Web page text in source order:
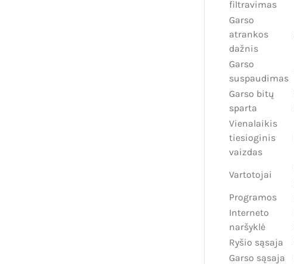
filtravimas
Garso
atrankos
dažnis
Garso
suspaudimas
Garso bitų
sparta
Vienalaikis
tiesioginis
vaizdas
Vartotojai
Programos
Interneto
naršyklė
Ryšio sąsaja
Garso sąsaja